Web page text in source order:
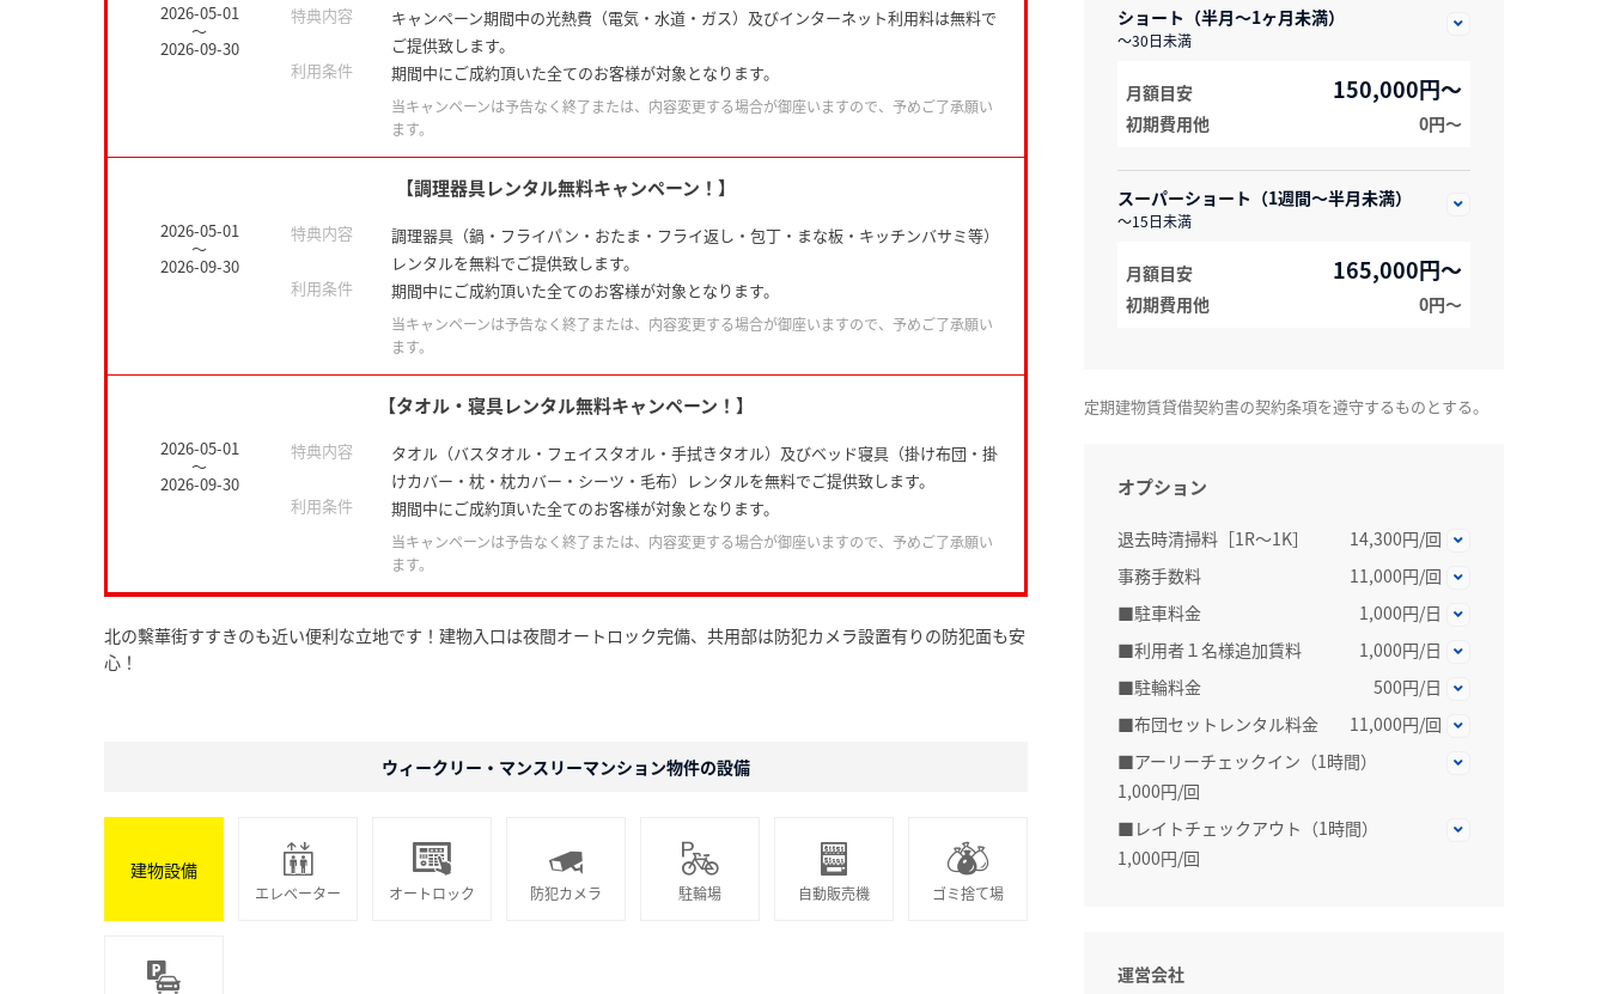
2026-05-01
～
2026-09-30
特典内容
キャンペーン期間中の光熱費（電気・水道・ガス）及びインターネット利用料は無料で
ご提供致します。
利用条件
期間中にご成約頂いた全てのお客様が対象となります。
当キャンペーンは予告なく終了または、内容変更する場合が御座いますので、予めご了承願い
ます。
【調理器具レンタル無料キャンペーン！】
2026-05-01
～
2026-09-30
特典内容
調理器具（鍋・フライパン・おたま・フライ返し・包丁・まな板・キッチンバサミ等）
レンタルを無料でご提供致します。
利用条件
期間中にご成約頂いた全てのお客様が対象となります。
当キャンペーンは予告なく終了または、内容変更する場合が御座いますので、予めご了承願い
ます。
【タオル・寝具レンタル無料キャンペーン！】
2026-05-01
～
2026-09-30
特典内容
タオル（バスタオル・フェイスタオル・手拭きタオル）及びベッド寝具（掛け布団・掛
けカバー・枕・枕カバー・シーツ・毛布）レンタルを無料でご提供致します。
利用条件
期間中にご成約頂いた全てのお客様が対象となります。
当キャンペーンは予告なく終了または、内容変更する場合が御座いますので、予めご了承願い
ます。
北の繫華街すすきのも近い便利な立地です！建物入口は夜間オートロック完備、共用部は防犯カメラ設置有りの防犯面も安
心！
ショート（半月～1ヶ月未満）
～30日未満
月額目安 150,000円～
初期費用他 0円〜
スーパーショート（1週間～半月未満）
～15日未満
月額目安 165,000円～
初期費用他 0円〜
定期建物賃貸借契約書の契約条項を遵守するものとする。
オプション
退去時清掃料［1R～1K］
14,300円/回
事務手数料
11,000円/回
■駐車料金
1,000円/日
■利用者１名様追加賃料
1,000円/日
■駐輪料金
500円/日
■布団セットレンタル料金
11,000円/回
■アーリーチェックイン（1時間）
1,000円/回
■レイトチェックアウト（1時間）
1,000円/回
運営会社
ウィークリー・マンスリーマンション物件の設備
建物設備
エレベーター オートロック 防犯カメラ 駐輪場 自動販売機 ゴミ捨て場